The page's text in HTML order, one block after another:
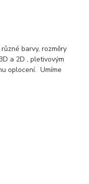
barvy, rozměry
a 2D , pletivovým
oplocení. Umíme